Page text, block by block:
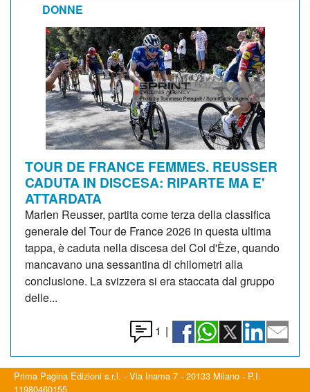
DONNE
TOUR DE FRANCE FEMMES. REUSSER
CADUTA IN DISCESA: RIPARTE MA E'
ATTARDATA
Marlen Reusser, partita come terza della classifica
generale del Tour de France 2026 in questa ultima
tappa, è caduta nella discesa del Col d'Èze, quando
mancavano una sessantina di chilometri alla
conclusione. La svizzera si era staccata dal gruppo
delle...
1 |
Prima Pagina Edizioni s.r.l. - Via Inama 7 - 20133 Milano - P.I.
11980460155